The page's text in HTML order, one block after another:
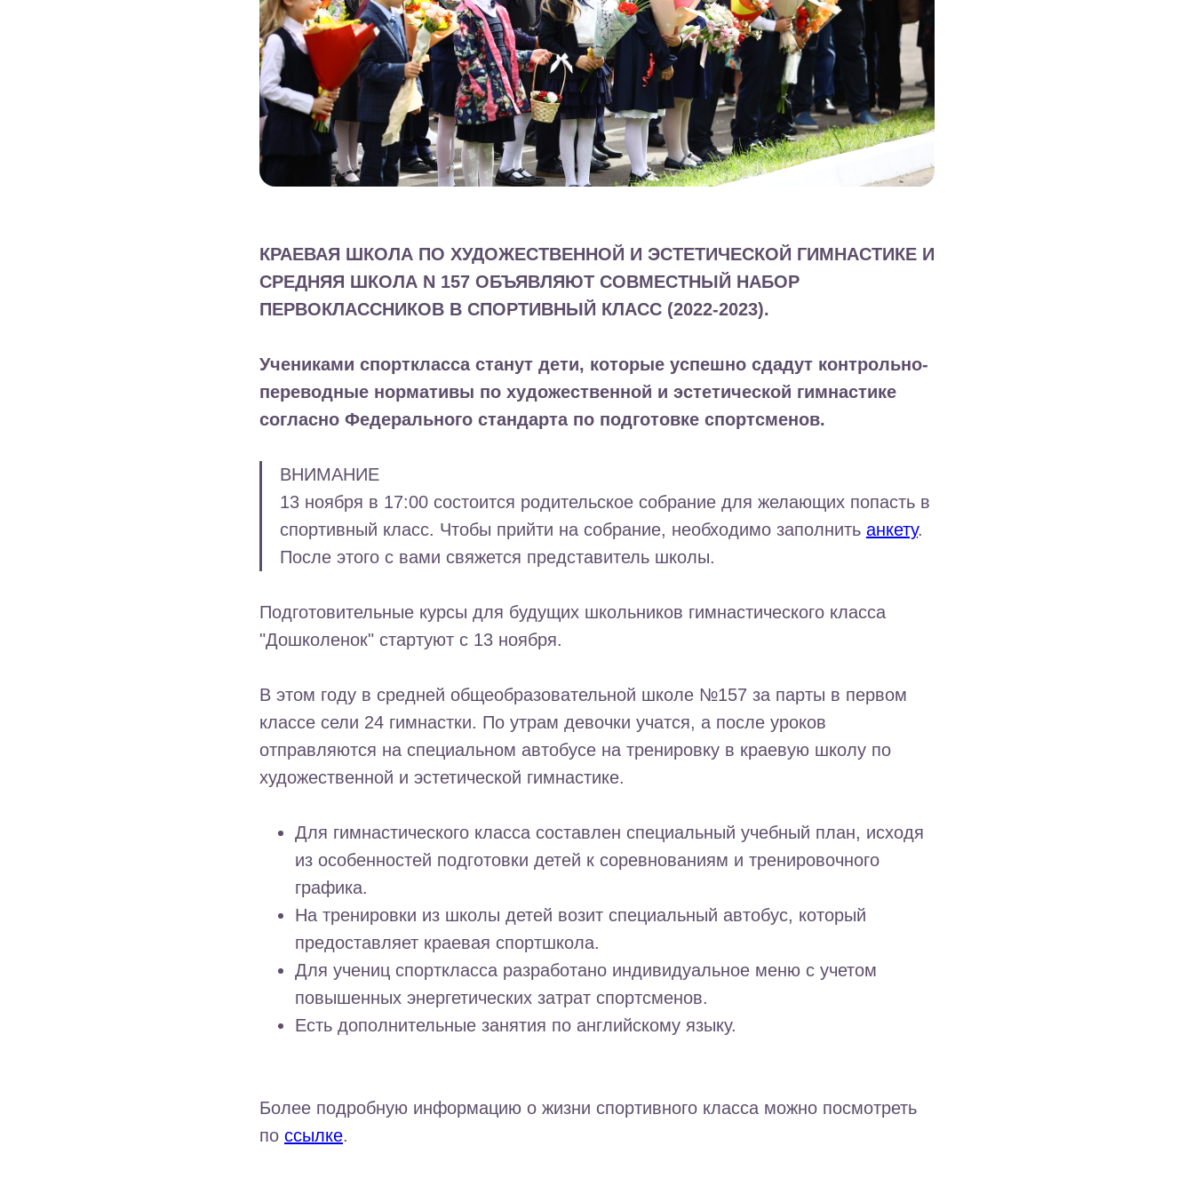
КРАЕВАЯ ШКОЛА ПО ХУДОЖЕСТВЕННОЙ И ЭСТЕТИЧЕСКОЙ ГИМНАСТИКЕ И
СРЕДНЯЯ ШКОЛА N 157 ОБЪЯВЛЯЮТ СОВМЕСТНЫЙ НАБОР
ПЕРВОКЛАССНИКОВ В СПОРТИВНЫЙ КЛАСС (2022-2023).
Учениками спорткласса станут дети, которые успешно сдадут контрольно-
переводные нормативы по художественной и эстетической гимнастике
согласно Федерального стандарта по подготовке спортсменов.
ВНИМАНИЕ
13 ноября в 17:00 состоится родительское собрание для желающих попасть в
спортивный класс. Чтобы прийти на собрание, необходимо заполнить анкету.
После этого с вами свяжется представитель школы.
Подготовительные курсы для будущих школьников гимнастического класса
"Дошколенок" стартуют с 13 ноября.
В этом году в средней общеобразовательной школе №157 за парты в первом
классе сели 24 гимнастки. По утрам девочки учатся, а после уроков
отправляются на специальном автобусе на тренировку в краевую школу по
художественной и эстетической гимнастике.
Для гимнастического класса составлен специальный учебный план, исходя
из особенностей подготовки детей к соревнованиям и тренировочного
графика.
На тренировки из школы детей возит специальный автобус, который
предоставляет краевая спортшкола.
Для учениц спорткласса разработано индивидуальное меню с учетом
повышенных энергетических затрат спортсменов.
Есть дополнительные занятия по английскому языку.
Более подробную информацию о жизни спортивного класса можно посмотреть
по ссылке.